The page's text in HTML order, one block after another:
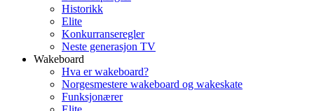
Historikk
Elite
Konkurranseregler
Neste generasjon TV
Wakeboard
Hva er wakeboard?
Norgesmestere wakeboard og wakeskate
Funksjonærer